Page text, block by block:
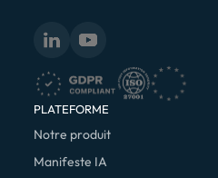
PLATEFORME
Notre produit
Manifeste IA